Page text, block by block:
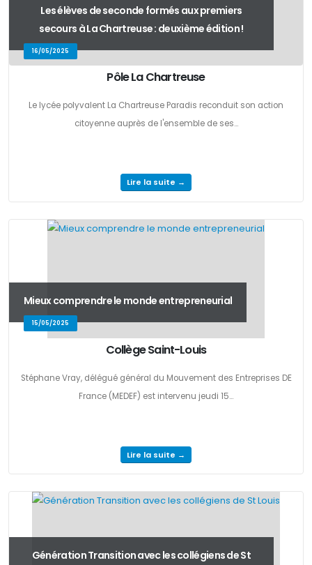
Les élèves de seconde formés aux premiers
secours à La Chartreuse : deuxième édition !
16/05/2025
Pôle La Chartreuse
Le lycée polyvalent La Chartreuse Paradis reconduit son action
citoyenne auprès de l'ensemble de ses...
Lire la suite →
Mieux comprendre le monde entrepreneurial
15/05/2025
Collège Saint-Louis
Stéphane Vray, délégué général du Mouvement des Entreprises DE
France (MEDEF) est intervenu jeudi 15...
Lire la suite →
Génération Transition avec les collégiens de St